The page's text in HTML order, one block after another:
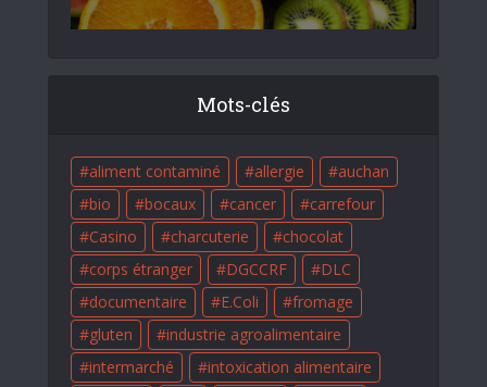
Mots-clés
aliment contaminé allergie
auchan
bio
bocaux cancer
carrefour
Casino
charcuterie
chocolat
corps étranger
DGCCRF
DLC
documentaire
E.Coli
fromage
gluten
industrie agroalimentaire
intermarché
intoxication alimentaire